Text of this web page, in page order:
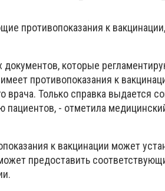
противопоказания к
которые
противопоказания к
Только справка выдается
пациентов, - отметила
к вакцинации может
предоставить